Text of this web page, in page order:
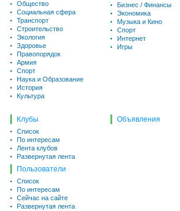
Общество
Социальная сфера
Транспорт
Строительство
Экология
Здоровье
Правопорядок
Армия
Спорт
Наука и Образование
История
Культура
Бизнес / Финансы
Экономика
Музыка и Кино
Спорт
Интернет
Игры
Клубы
Список
По интересам
Лента клубов
Развернутая лента
Пользователи
Список
По интересам
Сейчас на сайте
Развернутая лента
Объявления